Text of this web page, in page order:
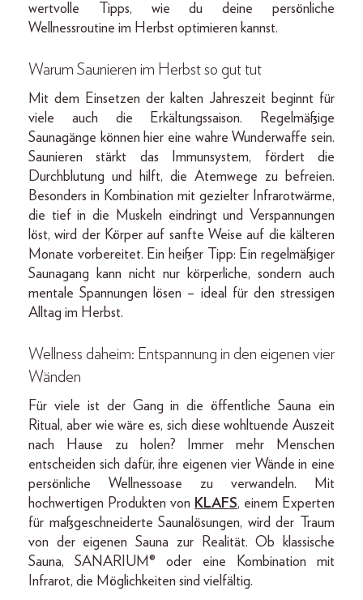
wertvolle Tipps, wie du deine persönliche
Wellnessroutine im Herbst optimieren kannst.
Warum Saunieren im Herbst so gut tut
Mit dem Einsetzen der kalten Jahreszeit beginnt für
viele auch die Erkältungssaison. Regelmäßige
Saunagänge können hier eine wahre Wunderwaffe sein.
Saunieren stärkt das Immunsystem, fördert die
Durchblutung und hilft, die Atemwege zu befreien.
Besonders in Kombination mit gezielter Infrarotwärme,
die tief in die Muskeln eindringt und Verspannungen
löst, wird der Körper auf sanfte Weise auf die kälteren
Monate vorbereitet. Ein heißer Tipp: Ein regelmäßiger
Saunagang kann nicht nur körperliche, sondern auch
mentale Spannungen lösen – ideal für den stressigen
Alltag im Herbst.
Wellness daheim: Entspannung in den eigenen vier
Wänden
Für viele ist der Gang in die öffentliche Sauna ein
Ritual, aber wie wäre es, sich diese wohltuende Auszeit
nach Hause zu holen? Immer mehr Menschen
entscheiden sich dafür, ihre eigenen vier Wände in eine
persönliche Wellnessoase zu verwandeln. Mit
hochwertigen Produkten von KLAFS, einem Experten
für maßgeschneiderte Saunalösungen, wird der Traum
von der eigenen Sauna zur Realität. Ob klassische
Sauna, SANARIUM® oder eine Kombination mit
Infrarot, die Möglichkeiten sind vielfältig.